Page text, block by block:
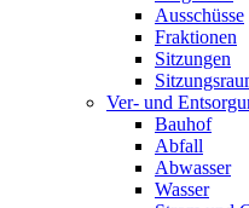
Ausschüsse
Fraktionen
Sitzungen
Ver- und
Bauhof
Abfall
Abwasser
Wasser